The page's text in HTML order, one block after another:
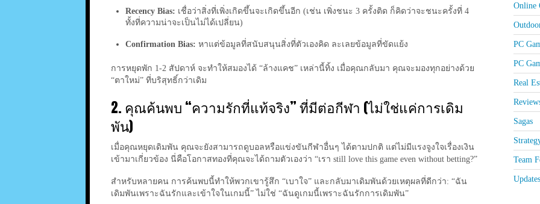
Recency Bias: เชื่อว่าสิ่งที่เพิ่งเกิดขึ้นจะเกิดขึ้นอีก (เช่น เพิ่งชนะ 3 ครั้งติด ก็คิดว่าจะชนะครั้งที่ 4
ทั้งที่ความน่าจะเป็นไม่ได้เปลี่ยน)
Confirmation Bias: หาแต่ข้อมูลที่สนับสนุนสิ่งที่ตัวเองคิด ละเลยข้อมูลที่ขัดแย้ง
การหยุดพัก 1-2 สัปดาห์ จะทำให้สมองได้ “ล้างแคช” เหล่านี้ทิ้ง เมื่อคุณกลับมา คุณจะมองทุกอย่างด้วย
“ตาใหม่” ที่บริสุทธิ์กว่าเดิม
2. คุณค้นพบ “ความรักที่แท้จริง” ที่มีต่อกีฬา (ไม่ใช่แค่การเดิม
พัน)
เมื่อคุณหยุดเดิมพัน คุณจะยังสามารถดูบอลหรือแข่งขันกีฬาอื่นๆ ได้ตามปกติ แต่ไม่มีแรงจูงใจเรื่องเงิน
เข้ามาเกี่ยวข้อง นี่คือโอกาสทองที่คุณจะได้ถามตัวเองว่า “เรา still love this game even without betting?”
สำหรับหลายคน การค้นพบนี้ทำให้พวกเขารู้สึก “เบาใจ” และกลับมาเดิมพันด้วยเหตุผลที่ดีกว่า: “ฉัน
เดิมพันเพราะฉันรักและเข้าใจในเกมนี้” ไม่ใช่ “ฉันดูเกมนี้เพราะฉันรักการเดิมพัน”
Online
PC
PC
Real
Sagas
Team
Updates